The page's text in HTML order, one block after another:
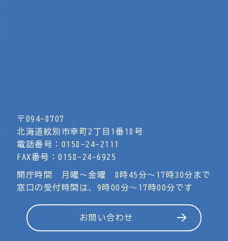
〒094-8707
北海道紋別市幸町2丁目1番18号
電話番号：0158-24-2111
FAX番号：0158-24-6925
開庁時間 月曜～金曜 8時45分～17時30分まで
窓口の受付時間は、9時00分～17時00分です
お問い合わせ